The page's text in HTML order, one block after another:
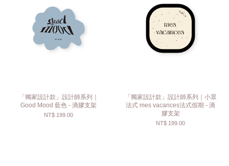
「獨家設計款」設計師系列｜
Good Mood 藍色 - 滴膠支架
NT$ 199.00
「獨家設計款」設計師系列｜小眾
法式 mes vacances法式假期 - 滴
膠支架
NT$ 199.00